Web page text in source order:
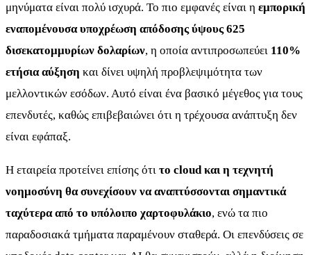
μηνύματα είναι πολύ ισχυρά. Το πιο εμφανές είναι η εμπορική
εναπομένουσα υποχρέωση απόδοσης ύψους 625
δισεκατομμυρίων δολαρίων, η οποία αντιπροσωπεύει 110%
ετήσια αύξηση και δίνει υψηλή προβλεψιμότητα των
μελλοντικών εσόδων. Αυτό είναι ένα βασικό μέγεθος για τους
επενδυτές, καθώς επιβεβαιώνει ότι η τρέχουσα ανάπτυξη δεν
είναι εφάπαξ.
Η εταιρεία προτείνει επίσης ότι το cloud και η τεχνητή
νοημοσύνη θα συνεχίσουν να αναπτύσσονται σημαντικά
ταχύτερα από το υπόλοιπο χαρτοφυλάκιο, ενώ τα πιο
παραδοσιακά τμήματα παραμένουν σταθερά. Οι επενδύσεις σε